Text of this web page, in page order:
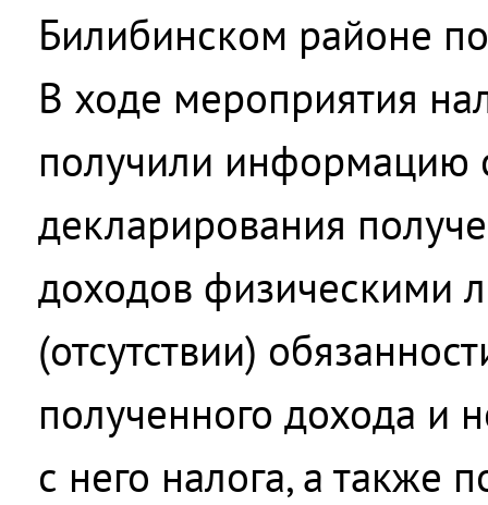
Билибинском районе
В ходе мероприятия
получили информацию
декларирования
доходов физическими
(отсутствии)
полученного дохода и
с него налога, а также